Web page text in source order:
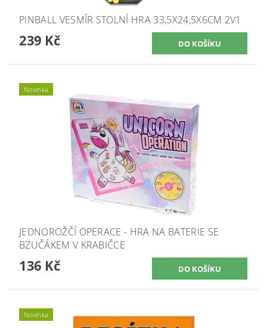
PINBALL VESMÍR STOLNÍ HRA 33,5X24,5X6CM 2V1
239 Kč
Novinka
JEDNOROŽČÍ OPERACE - HRA NA BATERIE SE
BZUČÁKEM V KRABIČCE
136 Kč
Novinka